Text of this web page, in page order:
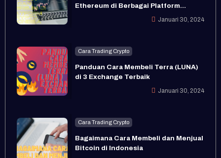
Ethereum di Berbagai Platform
Januari 30, 2024
Cara Trading Crypto
Panduan Cara Membeli Terra (LUNA)
di 3 Exchange Terbaik
Januari 30, 2024
Cara Trading Crypto
Bagaimana Cara Membeli dan Menjual
Bitcoin di Indonesia